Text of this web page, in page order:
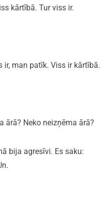
kārtībā. Tur viss ir.
ir, man patīk. Viss ir kārtībā.
ārā? Neko neizņēma ārā?
bija agresīvi. Es saku: